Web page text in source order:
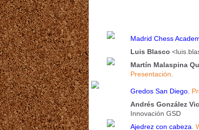
Madrid Chess
Luis Blasco
Martín Malaspina
Presentación.
Gredos San Diego.
Andrés González
Innovación GSD
Ajedrez con cabeza.